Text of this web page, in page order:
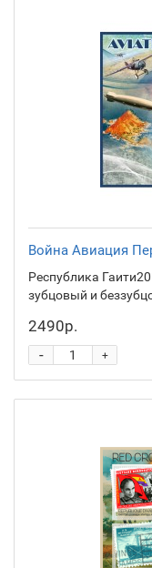
Война Авиация
Республика
зубцовый и
2490р.
+
-